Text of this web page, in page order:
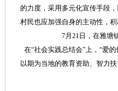
的力度，采用多元化宣传手段
村民也应加强自身的主动性，
7月21日，在雅塘镇百丰
在“社会实践总结会”上，“爱
以期为当地的教育资助、智力扶